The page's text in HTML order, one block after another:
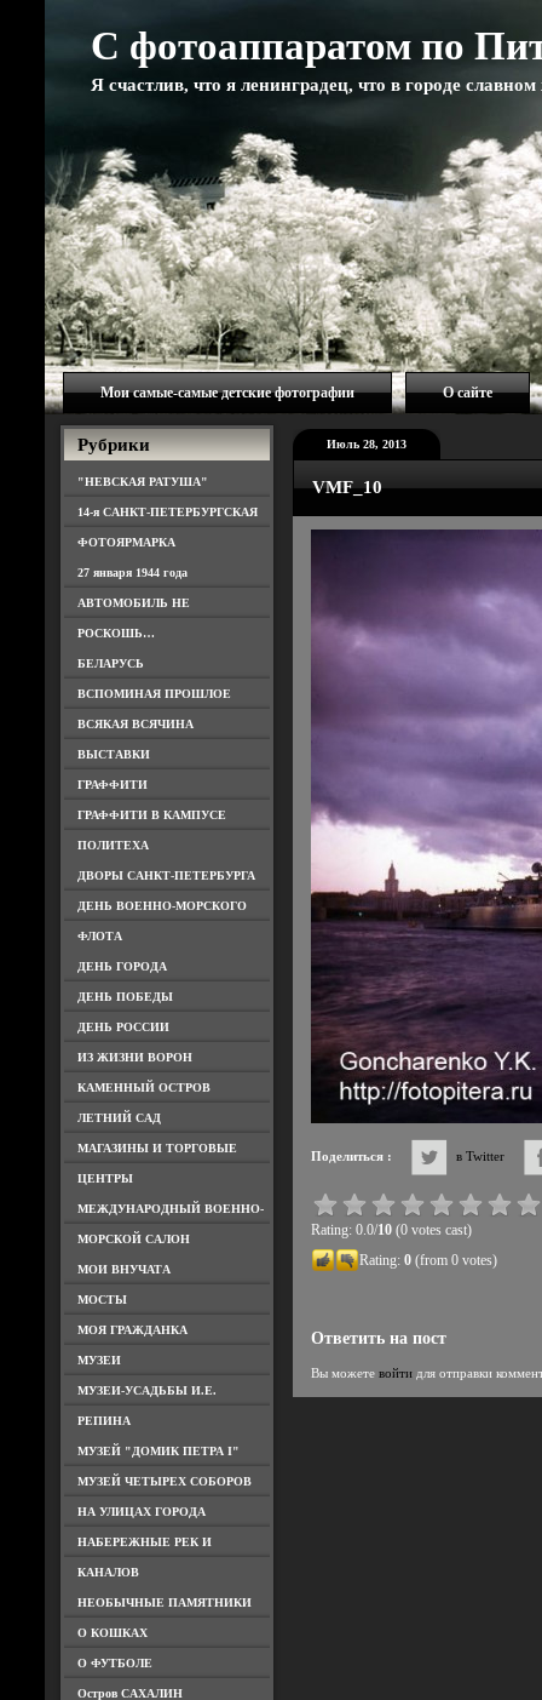
С фотоаппаратом по
Я счастлив, что я ленинградец, что в городе
Мои самые-самые детские фотографии О сайте
Рубрики
"НЕВСКАЯ РАТУША"
14-я САНКТ-ПЕТЕРБУРГСКАЯ
ФОТОЯРМАРКА
27 января 1944 года
АВТОМОБИЛЬ НЕ
РОСКОШЬ…
БЕЛАРУСЬ
ВСПОМИНАЯ ПРОШЛОЕ
ВСЯКАЯ ВСЯЧИНА
ВЫСТАВКИ
ГРАФФИТИ
ГРАФФИТИ В КАМПУСЕ
ПОЛИТЕХА
ДВОРЫ САНКТ-ПЕТЕРБУРГА
ДЕНЬ ВОЕННО-МОРСКОГО
ФЛОТА
ДЕНЬ ГОРОДА
ДЕНЬ ПОБЕДЫ
ДЕНЬ РОССИИ
ИЗ ЖИЗНИ ВОРОН
КАМЕННЫЙ ОСТРОВ
ЛЕТНИЙ САД
МАГАЗИНЫ И ТОРГОВЫЕ
ЦЕНТРЫ
МЕЖДУНАРОДНЫЙ ВОЕННО-
МОРСКОЙ САЛОН
МОИ ВНУЧАТА
МОСТЫ
МОЯ ГРАЖДАНКА
МУЗЕИ
МУЗЕИ-УСАДЬБЫ И.Е.
РЕПИНА
МУЗЕЙ "ДОМИК ПЕТРА I"
МУЗЕЙ ЧЕТЫРЕХ СОБОРОВ
НА УЛИЦАХ ГОРОДА
НАБЕРЕЖНЫЕ РЕК И
КАНАЛОВ
НЕОБЫЧНЫЕ ПАМЯТНИКИ
О КОШКАХ
О ФУТБОЛЕ
Остров САХАЛИН
Июль 28, 2013
VMF_10
Поделиться : в Twitter
Rating: 0.0/10(0 votes cast)
Rating: 0(from 0 votes)
Ответить на пост
Вы можете войтидля отправки